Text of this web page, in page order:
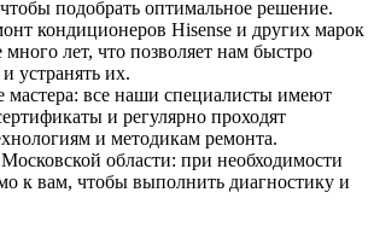
подобрать оптимальное решение.
кондиционеров Hisense и других марок
лет, что позволяет нам быстро
устранять их.
мастера: все наши специалисты имеют
и регулярно проходят
и методикам ремонта.
области: при необходимости
к вам, чтобы выполнить диагностику и